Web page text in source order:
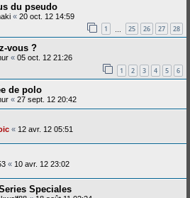
du pseudo
« 20 oct. 12 14:59
1 25 26 27 28
vous ?
« 05 oct. 12 21:26
1 2 3 4 5 6
de polo
« 27 sept. 12 20:42
« 12 avr. 12 05:51
« 10 avr. 12 23:02
Speciales